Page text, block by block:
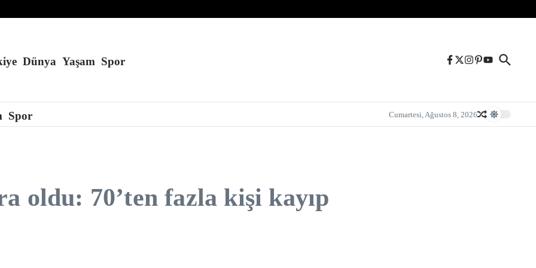
genişleten kararnameler imzaladı
Dünya Yaşam Spor
Spor Cumartesi, Ağustos 8, 2026
oldu: 70’ten fazla kişi kayıp